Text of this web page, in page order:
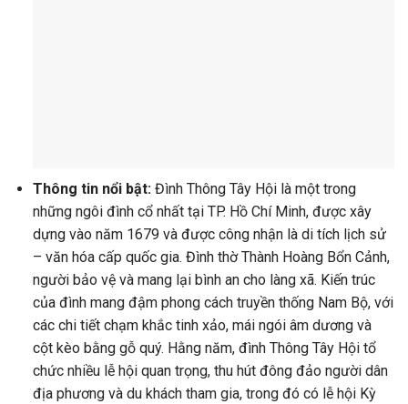
Thông tin nổi bật:Đình Thông Tây Hội là một trong
những ngôi đình cổ nhất tại TP. Hồ Chí Minh, được xây
dựng vào năm 1679 và được công nhận là di tích lịch sử
– văn hóa cấp quốc gia. Đình thờ Thành Hoàng Bổn Cảnh,
người bảo vệ và mang lại bình an cho làng xã. Kiến trúc
của đình mang đậm phong cách truyền thống Nam Bộ, với
các chi tiết chạm khắc tinh xảo, mái ngói âm dương và
cột kèo bằng gỗ quý. Hằng năm, đình Thông Tây Hội tổ
chức nhiều lễ hội quan trọng, thu hút đông đảo người dân
địa phương và du khách tham gia, trong đó có lễ hội Kỳ